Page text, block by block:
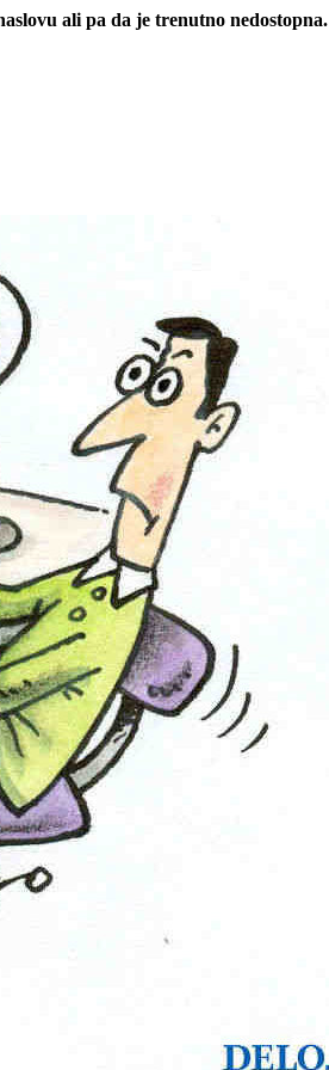
ali pa da je trenutno nedostopna.